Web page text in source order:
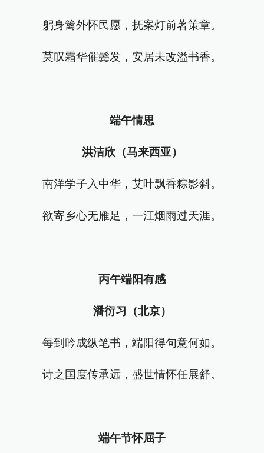
躬身篱外怀民愿，抚案灯前著策章。
莫叹霜华催鬓发，安居未改溢书香。
端午情思
洪洁欣（马来西亚）
南洋学子入中华，艾叶飘香粽影斜。
欲寄乡心无雁足，一江烟雨过天涯。
丙午端阳有感
潘衍习（北京）
每到吟成纵笔书，端阳得句意何如。
诗之国度传承远，盛世情怀任展舒。
端午节怀屈子